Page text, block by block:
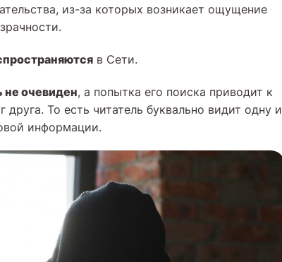
из-за которых возникает ощущение
в Сети.
не очевиден, а попытка его поиска приводит к
То есть читатель буквально видит одну и
информации.